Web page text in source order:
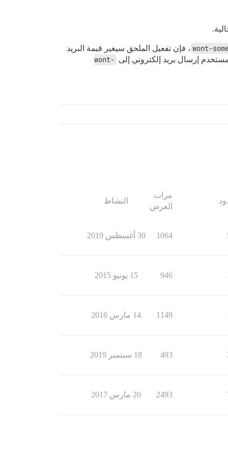
wont- ، فإن تفعيل الملحق سيغير قيمة البريد
إرسال بريد إلكتروني إلى wont-
مرات
العرض
النشاط
1064 30 أغسطس 2019
946 15 يونيو 2015
1149 14 مارس 2016
493 18 سبتمبر 2019
2493 20 مارس 2017